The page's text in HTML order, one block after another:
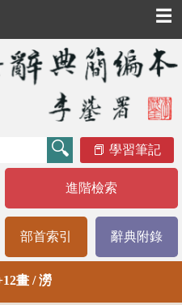
☰
學習筆記
進階檢索
部首索引 辭典附錄
畫 / 澇